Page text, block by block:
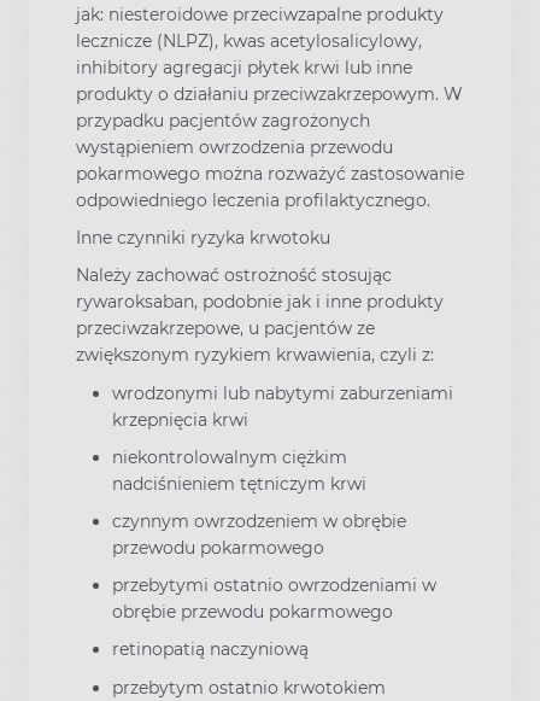
jak: niesteroidowe przeciwzapalne produkty
lecznicze (NLPZ), kwas acetylosalicylowy,
inhibitory agregacji płytek krwi lub inne
produkty o działaniu przeciwzakrzepowym. W
przypadku pacjentów zagrożonych
wystąpieniem owrzodzenia przewodu
pokarmowego można rozważyć zastosowanie
odpowiedniego leczenia profilaktycznego.
Inne czynniki ryzyka krwotoku
Należy zachować ostrożność stosując
rywaroksaban, podobnie jak i inne produkty
przeciwzakrzepowe, u pacjentów ze
zwiększonym ryzykiem krwawienia, czyli z:
wrodzonymi lub nabytymi zaburzeniami
krzepnięcia krwi
niekontrolowalnym ciężkim
nadciśnieniem tętniczym krwi
czynnym owrzodzeniem w obrębie
przewodu pokarmowego
przebytymi ostatnio owrzodzeniami w
obrębie przewodu pokarmowego
retinopatią naczyniową
przebytym ostatnio krwotokiem